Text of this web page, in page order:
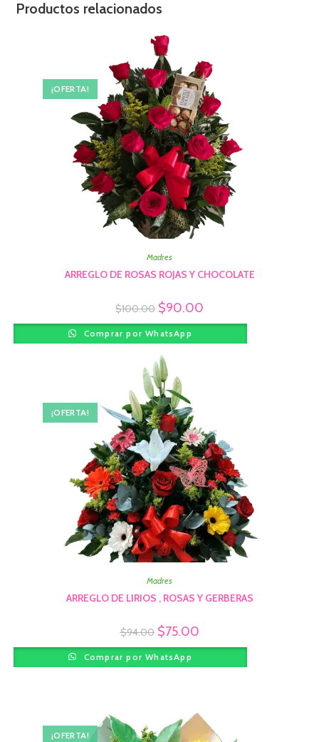
Productos relacionados
¡OFERTA!
Madres
ARREGLO DE ROSAS ROJAS Y CHOCOLATE
$100.00 $90.00
Comprar por WhatsApp
¡OFERTA!
Madres
ARREGLO DE LIRIOS , ROSAS Y GERBERAS
$94.00 $75.00
Comprar por WhatsApp
¡OFERTA!